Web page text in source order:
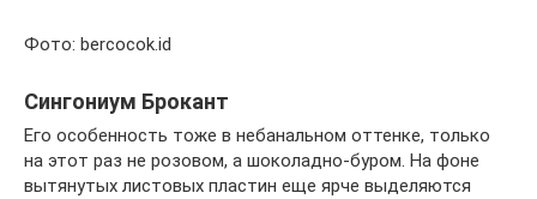
Фото: bercocok.id
Сингониум Брокант
Его особенность тоже в небанальном оттенке, только
на этот раз не розовом, а шоколадно-буром. На фоне
вытянутых листовых пластин еще ярче выделяются